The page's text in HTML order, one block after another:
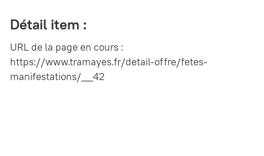
Détail item :
URL de la page en cours :
https://www.tramayes.fr/detail-offre/fetes-
manifestations/__42